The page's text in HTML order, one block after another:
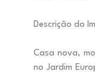
Descrição do
Casa nova,
no Jardim